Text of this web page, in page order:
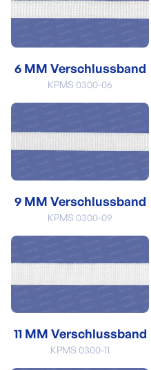
6 MM Verschlussband
KPMS 0300-06
9 MM Verschlussband
KPMS 0300-09
11 MM Verschlussband
KPMS 0300-11